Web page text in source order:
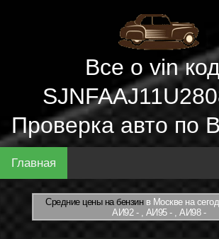
Все о vin
Проверка авто по
Главная
Средние цены на бензинв Москве на
АИ92 - , АИ95 - , АИ98 -